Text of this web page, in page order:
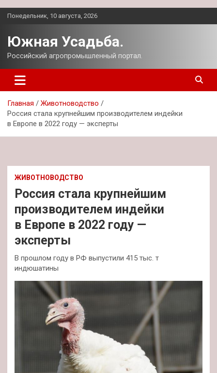
Перейти
Понедельник, 10 августа, 2026
Южная Усадьба.
Российский агропромышленный портал.
Главная
Животноводство
Россия стала крупнейшим производителем индейки
в Европе в 2022 году — эксперты
ЖИВОТНОВОДСТВО
Россия стала крупнейшим
производителем индейки
в Европе в 2022 году —
эксперты
В прошлом году в РФ выпустили 415 тыс. т
индюшатины